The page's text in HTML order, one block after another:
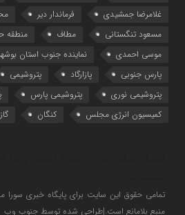
غلامرضا جمشیدی
فرماندار دیر
مسعود تنگستانی
مطاف
منطقه
موسی احمدی
نماینده جنوب استان
پارس جنوبی
پازارگاد پتروشیمی
پتروشیمی نوری
پتروشیمی پارس
کمیسیون انرژی مجلس
کنگان گاز
تمامی حقوق این سایت برای پایگاه خبری
منبع بلامانع است.|طراحی شده توسط جنوب وب